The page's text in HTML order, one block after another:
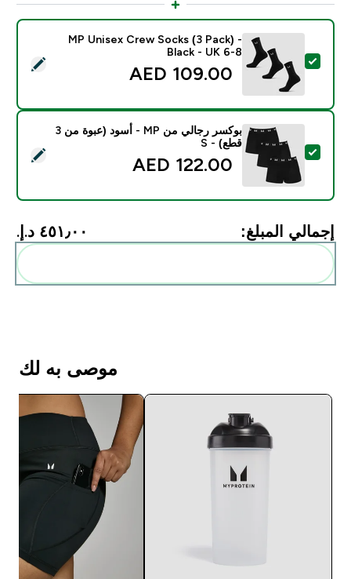
تحديد هذا المنتج - MP Unisex Crew Socks (3 Pack) - Black - UK 6-8
MP Unisex Crew Socks (3 Pack) -
Black - UK 6-8
109.00 AED‎
تحديد هذا المنتج - بوكسر رجالي من MP - أسود (عبوة من 3 قطع) - S
بوكسر رجالي من MP - أسود (عبوة من 3
قطع) - S
122.00 AED‎
إجمالي المبلغ: ٤٥١٫٠٠ د.إ.‏‎
موصى به لك